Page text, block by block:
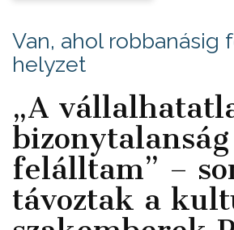
Van, ahol robbanásig
helyzet
„A
felálltam” –
távoztak a